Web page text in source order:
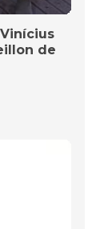
de